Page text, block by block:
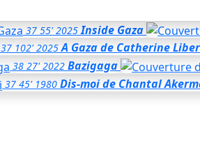
37 55' 2025 Inside Gaza
37 102' 2025 A Gazade Catherine
38 27' 2022 Bazigaga
37 45' 1980 Dis-moide Chantal